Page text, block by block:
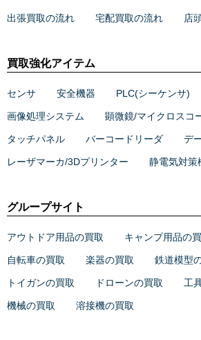
出張買取の流れ 宅配買取の流れ 店
買取強化アイテム
センサ 安全機器 PLC(シーケンサ)
画像処理システム 顕微鏡/マイクロスコ
タッチパネル バーコードリーダ デ
レーザマーカ/3Dプリンター 静電気対策
グループサイト
アウトドア用品の買取 キャンプ用品の
自転車の買取 楽器の買取 鉄道模型
トイガンの買取 ドローンの買取 工
機械の買取 溶接機の買取